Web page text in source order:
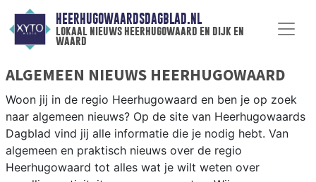
HEERHUGOWAARDSDAGBLAD.NL
lokaal nieuws heerhugowaard en dijk en
waard
ALGEMEEN NIEUWS HEERHUGOWAARD
Woon jij in de regio Heerhugowaard en ben je op zoek
naar algemeen nieuws? Op de site van Heerhugowaards
Dagblad vind jij alle informatie die je nodig hebt. Van
algemeen en praktisch nieuws over de regio
Heerhugowaard tot alles wat je wilt weten over